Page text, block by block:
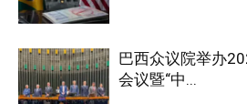
巴西众议院举办
会议暨“中...